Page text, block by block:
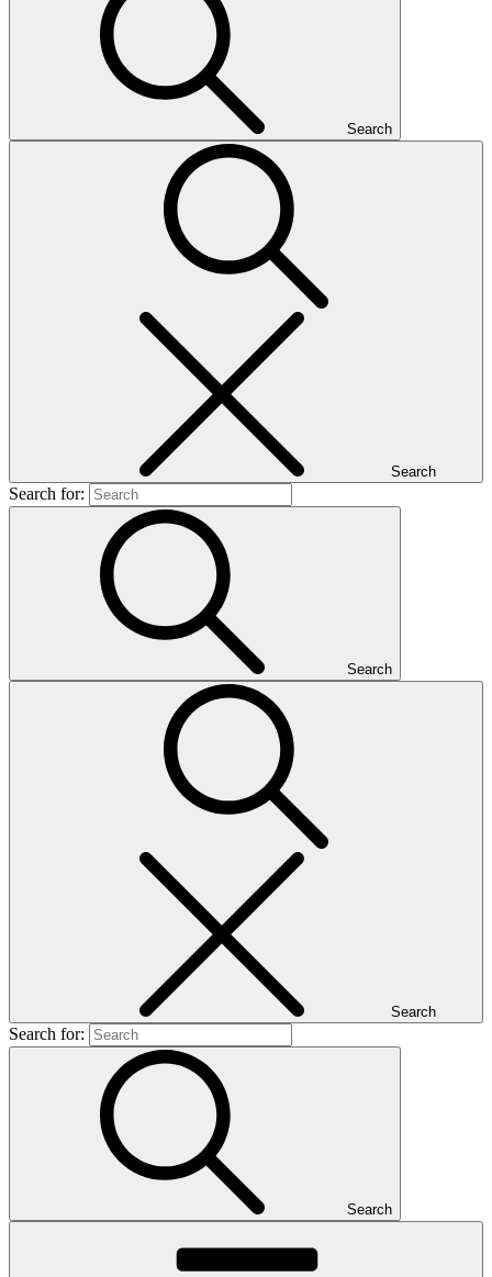
Search
Search
Search for:
Search
Search
Search for:
Search